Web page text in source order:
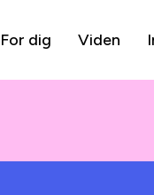
For dig Viden